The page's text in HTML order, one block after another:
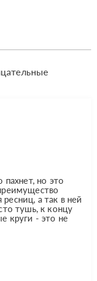
пахнет, но это
а так в ней
тушь, к концу
круги - это не